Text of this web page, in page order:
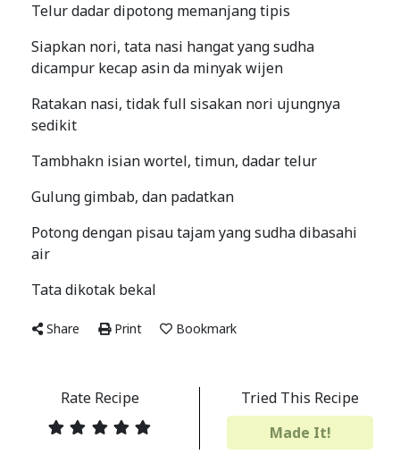
Telur dadar dipotong memanjang tipis
Siapkan nori, tata nasi hangat yang sudha
dicampur kecap asin da minyak wijen
Ratakan nasi, tidak full sisakan nori ujungnya
sedikit
Tambhakn isian wortel, timun, dadar telur
Gulung gimbab, dan padatkan
Potong dengan pisau tajam yang sudha dibasahi
air
Tata dikotak bekal
Share Print Bookmark
Rate Recipe
Tried This Recipe
Made It!